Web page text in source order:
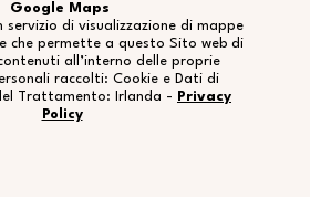
Google Maps
servizio di visualizzazione di mappe
che permette a questo Sito web di
all’interno delle proprie
raccolti: Cookie e Dati di
Trattamento: Irlanda -
Privacy
Policy